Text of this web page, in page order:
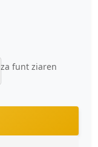
za funt ziaren